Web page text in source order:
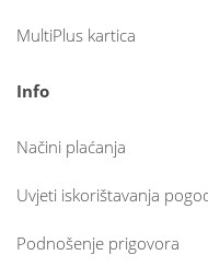
MultiPlus kartica
Info
Načini plaćanja
Uvjeti iskorištavanja
Podnošenje prigovora